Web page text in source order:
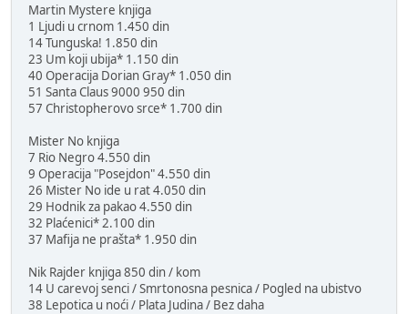
Martin Mystere knjiga
1 Ljudi u crnom 1.450 din
14 Tunguska! 1.850 din
23 Um koji ubija* 1.150 din
40 Operacija Dorian Gray* 1.050 din
51 Santa Claus 9000 950 din
57 Christopherovo srce* 1.700 din
Mister No knjiga
7 Rio Negro 4.550 din
9 Operacija "Posejdon" 4.550 din
26 Mister No ide u rat 4.050 din
29 Hodnik za pakao 4.550 din
32 Plaćenici* 2.100 din
37 Mafija ne prašta* 1.950 din
Nik Rajder knjiga 850 din / kom
14 U carevoj senci / Smrtonosna pesnica / Pogled na ubistvo
38 Lepotica u noći / Plata Judina / Bez daha